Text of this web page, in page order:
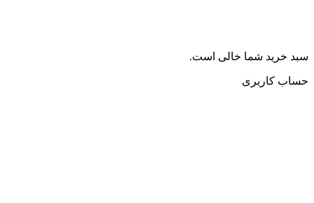
سبد خرید شما خالی است.
حساب کاربری